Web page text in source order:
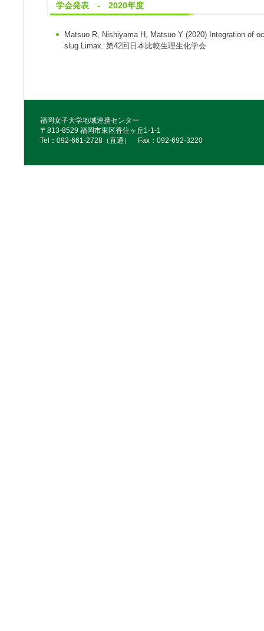
学会発表 - 2020年度
Matsuo R, Nishiyama H, Matsuo Y (2020) Integration of
slug Limax. 第42回日本比較生理生化学会
福岡女子大学地域連携センター
〒813-8529 福岡市東区香住ヶ丘1-1-1
Tel：092‐661‐2728（直通） Fax：092‐692‐3220